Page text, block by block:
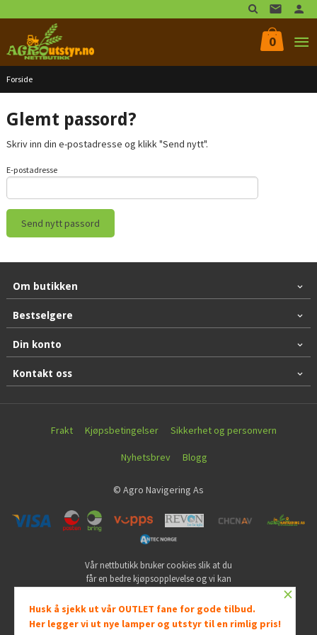
til
innholdet
0
Forside
Glemt passord?
Skriv inn din e-postadresse og klikk "Send nytt".
E-postadresse
Om butikken
Bestselgere
Din konto
Kontakt oss
Frakt Kjøpsbetingelser Sikkerhet og personvern
Nyhetsbrev Blogg
© Agro Navigering As
Vår nettbutikk bruker cookies slik at du
får en bedre kjøpsopplevelse og vi kan
hovedsaklig til å lagre
innloggingsdetaljer og huske hva du
har puttet i handlekurven din. Fortsett å
×
Husk å sjekk ut vår OUTLET fane for gode tilbud.
Her legger vi ut nye lamper og utstyr til en rimlig pris!